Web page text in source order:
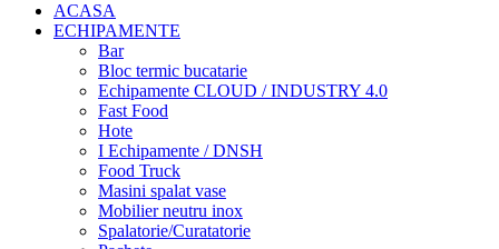
ACASA
ECHIPAMENTE
Bar
Bloc termic bucatarie
Echipamente CLOUD / INDUSTRY 4.0
Fast Food
Hote
I Echipamente / DNSH
Food Truck
Masini spalat vase
Mobilier neutru inox
Spalatorie/Curatatorie